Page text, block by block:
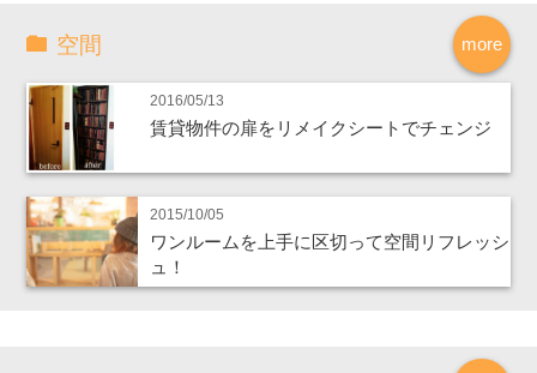
more
空間
2016/05/13
賃貸物件の扉をリメイクシートでチェンジ
2015/10/05
ワンルームを上手に区切って空間リフレッシ
ュ！